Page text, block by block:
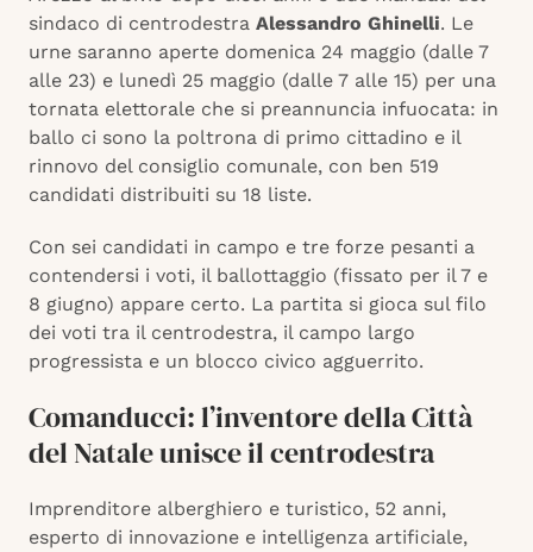
sindaco di centrodestra Alessandro Ghinelli. Le
urne saranno aperte domenica 24 maggio (dalle 7
alle 23) e lunedì 25 maggio (dalle 7 alle 15) per una
tornata elettorale che si preannuncia infuocata: in
ballo ci sono la poltrona di primo cittadino e il
rinnovo del consiglio comunale, con ben 519
candidati distribuiti su 18 liste.
Con sei candidati in campo e tre forze pesanti a
contendersi i voti, il ballottaggio (fissato per il 7 e
8 giugno) appare certo. La partita si gioca sul filo
dei voti tra il centrodestra, il campo largo
progressista e un blocco civico agguerrito.
Comanducci: l’inventore della Città
del Natale unisce il centrodestra
Imprenditore alberghiero e turistico, 52 anni,
esperto di innovazione e intelligenza artificiale,